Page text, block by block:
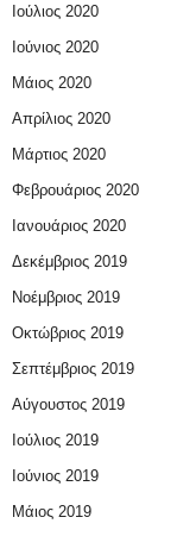
Ιούλιος 2020
Ιούνιος 2020
Μάιος 2020
Απρίλιος 2020
Μάρτιος 2020
Φεβρουάριος 2020
Ιανουάριος 2020
Δεκέμβριος 2019
Νοέμβριος 2019
Οκτώβριος 2019
Σεπτέμβριος 2019
Αύγουστος 2019
Ιούλιος 2019
Ιούνιος 2019
Μάιος 2019